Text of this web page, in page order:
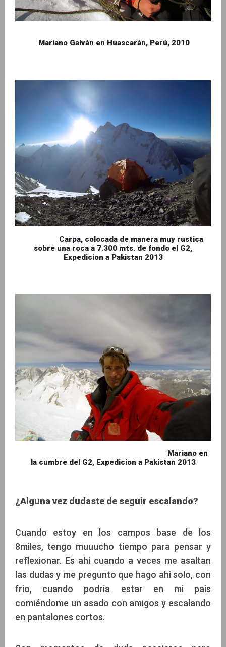
Mariano Galván en Huascarán, Perú, 2010
Carpa, colocada de manera muy rustica
sobre una roca a 7.300 mts. de fondo el G2,
Expedicion a Pakistan 2013
Mariano en
la cumbre del G2, Expedicion a Pakistan 2013
¿Alguna vez dudaste de seguir escalando?
Cuando estoy en los campos base de los
8miles, tengo muuucho tiempo para pensar y
reflexionar. Es ahi cuando a veces me asaltan
las dudas y me pregunto que hago ahi solo, con
frio, cuando podria estar en mi pais
comiéndome un asado con amigos y escalando
en pantalones cortos.